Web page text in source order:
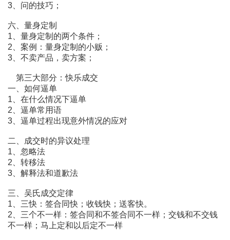
3、问的技巧；
六、量身定制
1、量身定制的两个条件；
2、案例：量身定制的小贩；
3、不卖产品，卖方案；
第三大部分：快乐成交
一、如何逼单
1、在什么情况下逼单
2、逼单常用语
3、逼单过程出现意外情况的应对
二、成交时的异议处理
1、忽略法
2、转移法
3、解释法和道歉法
三、吴氏成交定律
1、三快：签合同快；收钱快；送客快。
2、三个不一样：签合同和不签合同不一样；交钱和不交钱
不一样；马上定和以后定不一样